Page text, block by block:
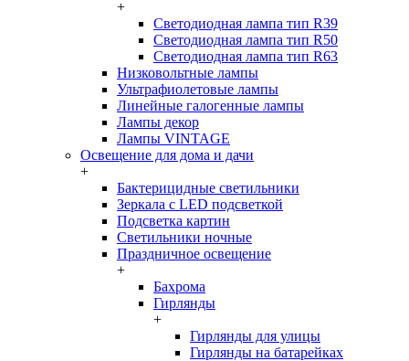
+
Светодиодная лампа тип R39
Светодиодная лампа тип R50
Светодиодная лампа тип R63
Низковольтные лампы
Ультрафиолетовые лампы
Линейные галогенные лампы
Лампы декор
Лампы VINTAGE
Освещение для дома и дачи
+
Бактерицидные светильники
Зеркала с LED подсветкой
Подсветка картин
Светильники ночные
Праздничное освещение
+
Бахрома
Гирлянды
+
Гирлянды для улицы
Гирлянды на батарейках